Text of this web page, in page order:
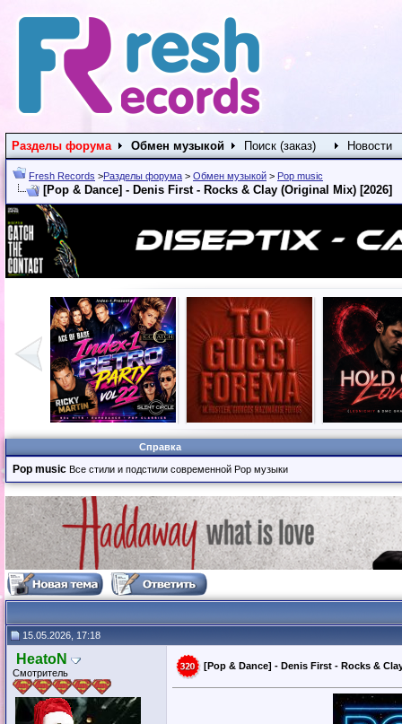
Разделы форума Обмен музыкой Поиск (заказ) Новости
Fresh Records >Разделы форума > Обмен музыкой > Pop music
[Pop & Dance] - Denis First - Rocks & Clay (Original Mix) [2026]
Справка
Pop music Все стили и подстили современной Pop музыки
15.05.2026, 17:18
HeatoN
Смотритель
[Pop & Dance] - Denis First - Rocks &